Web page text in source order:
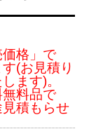
格」で
(お見積り
ます)。
料品で
積もらせ